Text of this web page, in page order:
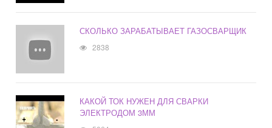
СКОЛЬКО ЗАРАБАТЫВАЕТ ГАЗОСВАРЩИК
2838
КАКОЙ ТОК НУЖЕН ДЛЯ СВАРКИ
ЭЛЕКТРОДОМ 3ММ